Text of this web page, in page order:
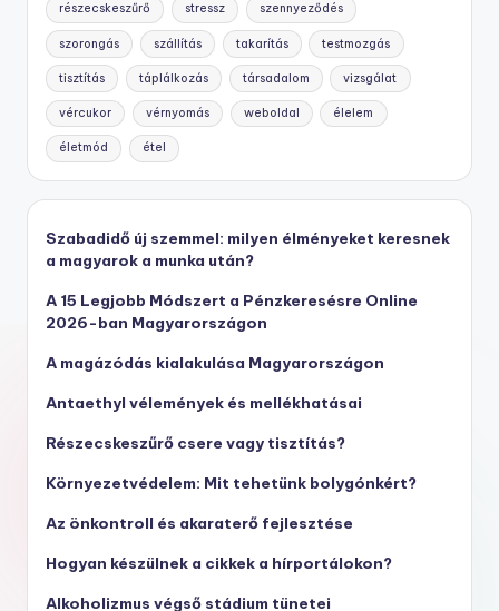
részecskeszűrő stressz szennyeződés
szorongás szállítás takarítás testmozgás
tisztítás táplálkozás társadalom vizsgálat
vércukor vérnyomás weboldal élelem
életmód étel
Szabadidő új szemmel: milyen élményeket keresnek
a magyarok a munka után?
A 15 Legjobb Módszert a Pénzkeresésre Online
2026-ban Magyarországon
A magázódás kialakulása Magyarországon
Antaethyl vélemények és mellékhatásai
Részecskeszűrő csere vagy tisztítás?
Környezetvédelem: Mit tehetünk bolygónkért?
Az önkontroll és akaraterő fejlesztése
Hogyan készülnek a cikkek a hírportálokon?
Alkoholizmus végső stádium tünetei